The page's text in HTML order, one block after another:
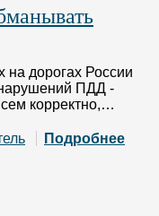
дорогах России
ПДД -
корректно,…
Подробнее